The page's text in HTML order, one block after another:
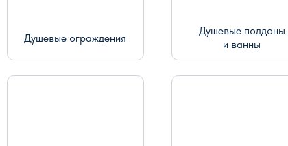
Душевые ограждения
Душевые поддоны
и ванны